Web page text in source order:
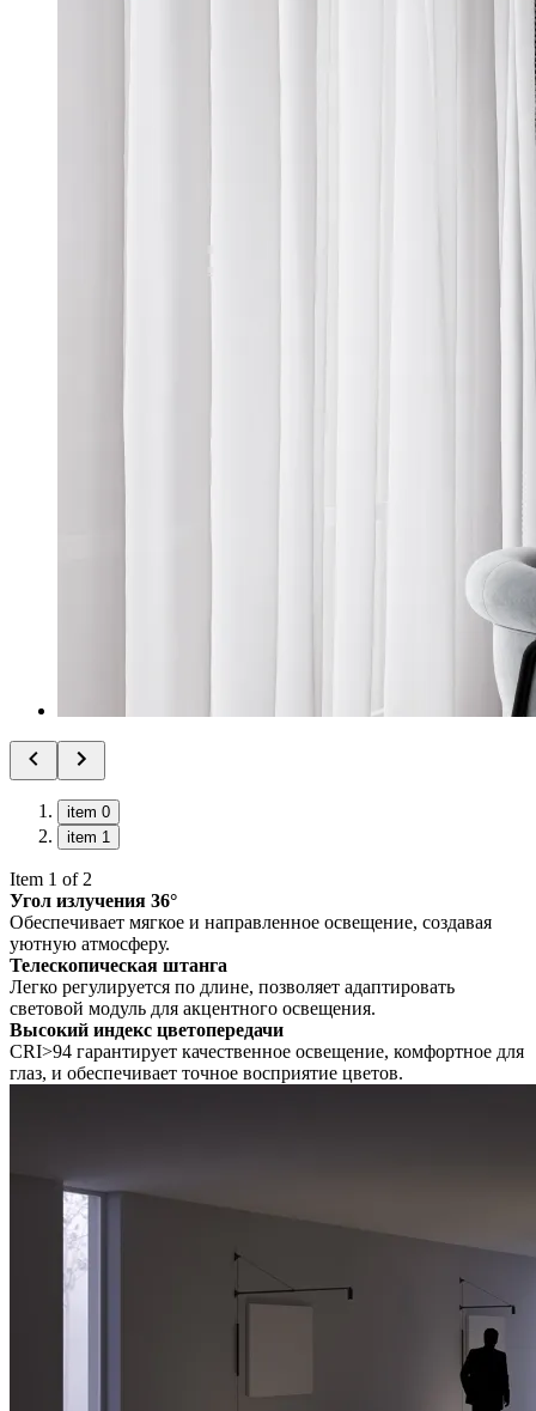
item 0
item 1
Item 1 of 2
Угол излучения 36°
Обеспечивает мягкое и направленное освещение, создавая
уютную атмосферу.
Телескопическая штанга
Легко регулируется по длине, позволяет адаптировать
световой модуль для акцентного освещения.
Высокий индекс цветопередачи
CRI>94 гарантирует качественное освещение, комфортное для
глаз, и обеспечивает точное восприятие цветов.